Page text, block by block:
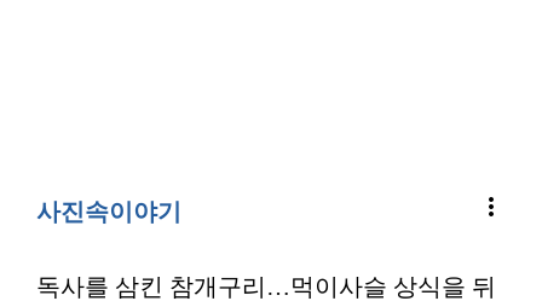
사진속이야기 more_vert
독사를 삼킨 참개구리…먹이사슬 상식을 뒤